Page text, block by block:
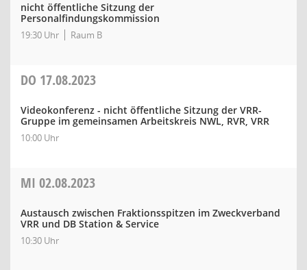
nicht öffentliche Sitzung der
Personalfindungskommission
19:30 Uhr Raum B
DO 17.08.2023
Videokonferenz - nicht öffentliche Sitzung der VRR-
Gruppe im gemeinsamen Arbeitskreis NWL, RVR, VRR
10:00 Uhr
MI 02.08.2023
Austausch zwischen Fraktionsspitzen im Zweckverband
VRR und DB Station & Service
10:30 Uhr